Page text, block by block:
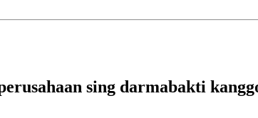
sing darmabakti